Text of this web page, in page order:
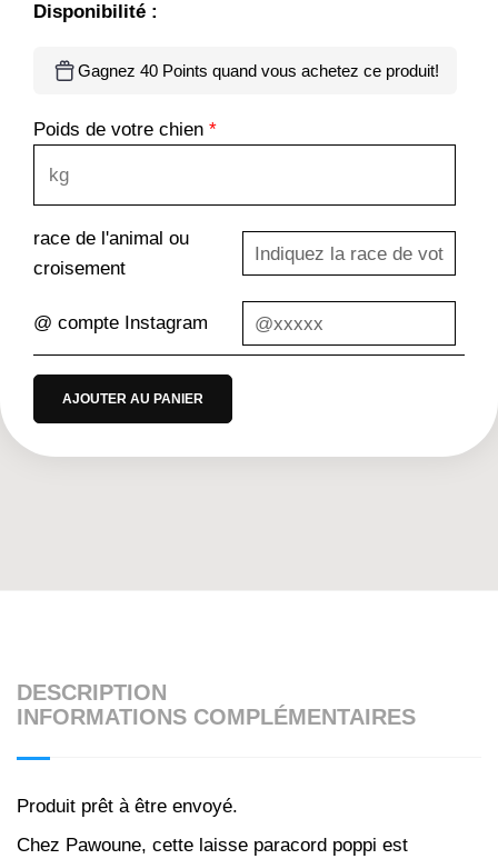
Disponibilité :
Gagnez 40 Points quand vous achetez ce produit!
Poids de votre chien *
race de l'animal ou
croisement
@ compte Instagram
AJOUTER AU PANIER
DESCRIPTION
INFORMATIONS COMPLÉMENTAIRES
Produit prêt à être envoyé.
Chez Pawoune, cette laisse paracord poppi est